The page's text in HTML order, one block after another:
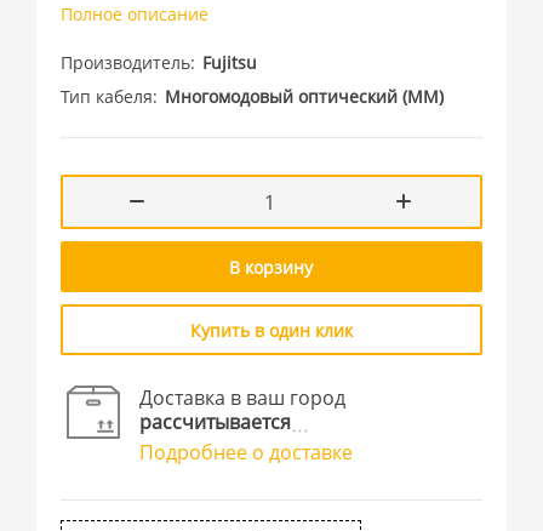
Полное описание
Производитель Fujitsu
Тип кабеля
Многомодовый оптический (MM)
В корзину
Купить в один клик
Доставка в ваш город
рассчитывается
Подробнее о доставке